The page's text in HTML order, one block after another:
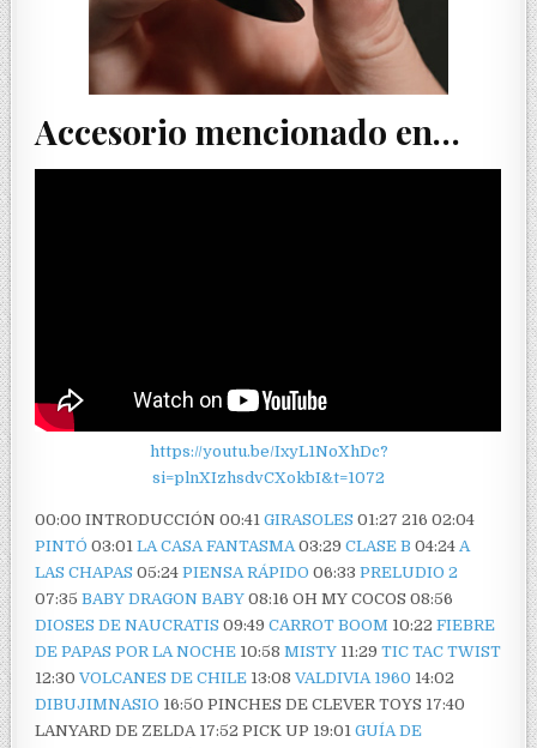
Accesorio mencionado en…
https://youtu.be/IxyL1NoXhDc?
si=plnXIzhsdvCXokbI&t=1072
00:00 INTRODUCCIÓN 00:41GIRASOLES01:27 216 02:04
PINTÓ03:01LA CASA FANTASMA03:29CLASE B 04:24A
LAS CHAPAS 05:24PIENSA RÁPIDO 06:33PRELUDIO 2
07:35BABY DRAGON BABY 08:16 OH MY COCOS 08:56
DIOSES DE NAUCRATIS 09:49CARROT BOOM 10:22FIEBRE
DE PAPAS POR LA NOCHE 10:58MISTY 11:29TIC TAC TWIST
12:30VOLCANES DE CHILE 13:08VALDIVIA 1960 14:02
DIBUJIMNASIO 16:50 PINCHES DE CLEVER TOYS 17:40
LANYARD DE ZELDA 17:52 PICK UP 19:01GUÍA DE